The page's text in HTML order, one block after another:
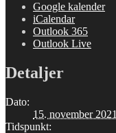
Google kalender
iCalendar
Outlook 365
Outlook Live
Detaljer
Dato:
15. november 2021
Tidspunkt: